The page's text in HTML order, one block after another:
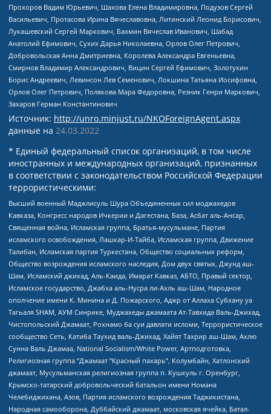
Прохоров Вадим Юрьевич, Шахова Елена Владимировна, Подузов Сергей
Васильевич, Протасова Ирина Вячеславовна, Литинский Леонид Борисович,
Лукашевский Сергей Маркович, Бахмин Вячеслав Иванович, Шабад
Анатолий Ефимович, Сухих Дарья Николаевна, Орлов Олег Петрович,
Добровольская Анна Дмитриевна, Королева Александра Евгеньевна,
Смирнов Владимир Александрович, Вицин Сергей Ефимович, Золотухин
Борис Андреевич, Левинсон Лев Семенович, Локшина Татьяна Иосифовна,
Орлов Олег Петрович, Полякова Мара Федоровна, Резник Генри Маркович,
Захаров Герман Константинович
Источник: http://unro.minjust.ru/NKOForeignAgent.aspx
данные на 24.03.2022
* Единый федеральный список организаций, в том числе
иностранных и международных организаций, признанных
в соответствии с законодательством Российской Федерации
террористическими:
Высший военный Маджлисуль Шура Объединенных сил моджахедов
Кавказа, Конгресс народов Ичкерии и Дагестана, База, Асбат аль-Ансар,
Священная война, Исламская группа, Братья-мусульмане, Партия
исламского освобождения, Лашкар-И-Тайба, Исламская группа, Движение
Талибан, Исламская партия Туркестана, Общество социальных реформ,
Общество возрождения исламского наследия, Дом двух святых, Джунд аш-
Шам, Исламский джихад, Аль-Каида, Имарат Кавказ, АБТО, Правый сектор,
Исламское государство, Джабха аль-Нусра ли-Ахль аш-Шам, Народное
ополчение имени К. Минина и Д. Пожарского, Аджр от Аллаха Субхану уа
Тагьаля SHAM, АУМ Синрике, Муджахеды джамаата Ат-Тавхида Валь-Джихад,
Чистопольский Джамаат, Рохнамо ба суи давлати исломи, Террористическое
сообщество Сеть, Катиба Таухид валь-Джихад, Хайят Тахрир аш-Шам, Ахлю
Сунна Валь Джамаа, National Socialism/White Power, Артподготовка,
Религиозная группа “Джамаат “Красный пахарь”, Колумбайн, Хатлонский
джамаат, Мусульманская религиозная группа п. Кушкуль г. Оренбург,
Крымско-татарский добровольческий батальон имени Номана
Челебиджихана, Азов, Партия исламского возрождения Таджикистана,
Народная самооборона, Дуббайский джамаат, московская ячейка, Батал-